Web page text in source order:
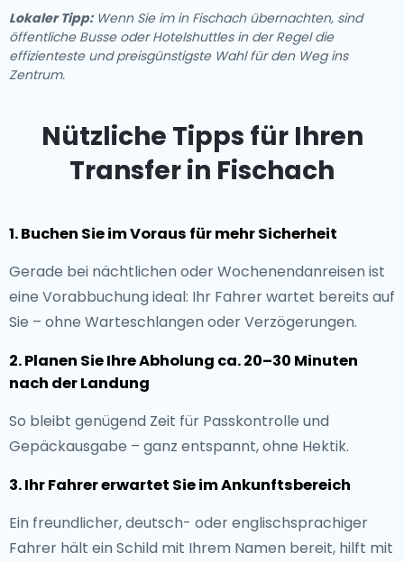
Lokaler Tipp:Wenn Sie im in Fischach übernachten, sind
öffentliche Busse oder Hotelshuttles in der Regel die
effizienteste und preisgünstigste Wahl für den Weg ins
Zentrum.
Nützliche Tipps für Ihren
Transfer in Fischach
1. Buchen Sie im Voraus für mehr Sicherheit
Gerade bei nächtlichen oder Wochenendanreisen ist
eine Vorabbuchung ideal: Ihr Fahrer wartet bereits auf
Sie – ohne Warteschlangen oder Verzögerungen.
2. Planen Sie Ihre Abholung ca. 20–30 Minuten
nach der Landung
So bleibt genügend Zeit für Passkontrolle und
Gepäckausgabe – ganz entspannt, ohne Hektik.
3. Ihr Fahrer erwartet Sie im Ankunftsbereich
Ein freundlicher, deutsch- oder englischsprachiger
Fahrer hält ein Schild mit Ihrem Namen bereit, hilft mit